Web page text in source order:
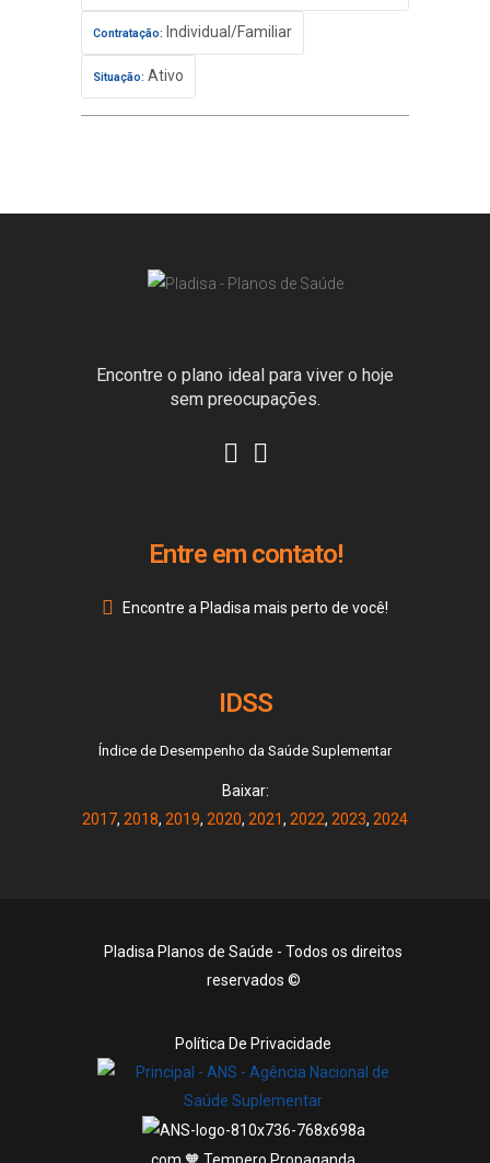
Contratação: Individual/Familiar
Situação: Ativo
Encontre o plano ideal para viver o hoje
sem preocupações.
Entre em contato!
Encontre a Pladisa mais perto de você!
IDSS
Índice de Desempenho da Saúde Suplementar
Baixar:
2017, 2018, 2019, 2020, 2021, 2022, 2023, 2024
Pladisa Planos de Saúde - Todos os direitos
reservados ©
Política De Privacidade